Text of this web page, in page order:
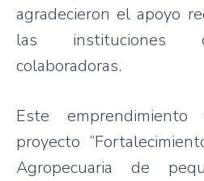
agradecieron el apoyo
las instituciones
colaboradoras.
Este
proyecto
Agropecuaria de